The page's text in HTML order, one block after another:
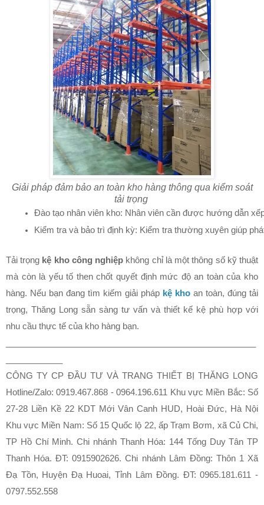
Giải pháp đảm bảo an toàn kho hàng thông qua kiểm soát
tải trọng
Đào tạo nhân viên kho: Nhân viên cần được hướng dẫn
Kiểm tra và bảo trì định kỳ: Kiểm tra thường xuyên giúp
Tải trọng kệ kho công nghiệp không chỉ là một thông số kỹ thuật
mà còn là yếu tố then chốt quyết định mức độ an toàn của kho
hàng. Nếu bạn đang tìm kiếm giải pháp kệ kho an toàn, đúng tải
trọng, Thăng Long sẵn sàng tư vấn và thiết kế kệ phù hợp với
nhu cầu thực tế của kho hàng bạn.
CÔNG TY CP ĐẦU TƯ VÀ TRANG THIẾT BỊ THĂNG LONG
Hotline/Zalo: 0919.467.868 - 0964.196.611 Khu vực Miền Bắc: Số
27-28 Liền Kề 22 KDT Mới Vân Canh HUD, Hoài Đức, Hà Nội
Khu vực Miền Nam: Số 15 Quốc lộ 22, ấp Trạm Bơm, xã Củ Chi,
TP Hồ Chí Minh. Chi nhánh Thanh Hóa: 144 Tống Duy Tân TP
Thanh Hóa. ĐT: 0915902626. Chi nhánh Lâm Đồng: Thôn 1 Xã
Đạ Tồn, Huyện Đạ Huoai, Tỉnh Lâm Đồng. ĐT: 0965.181.611 -
0797.552.558